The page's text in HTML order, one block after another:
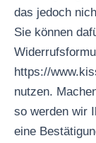
das jedoch
Sie können
https://
nutzen.
so werden wir
eine